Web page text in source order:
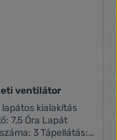
ventilátor
7,5 Óra Lapát
3 Tápellátás: